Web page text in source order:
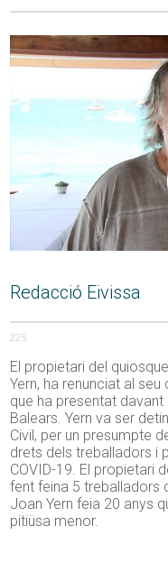
Redacció Eivissa
225
El propietari del
Yern, ha renunciat al
que ha presentat
Balears. Yern va ser
Civil, per un presumpte
drets dels treballadors i
COVID-19. El propietari
fent feina 5 treballadors
Joan Yern feia 20 anys
pitiüsa menor.